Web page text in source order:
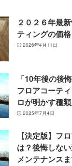
２０２６年最
ティングの価
2026年4月11日
「10年後の後
フロアコーテ
ロが明かす種
2025年7月4日
【決定版】フ
は？後悔しない
メンテナンス